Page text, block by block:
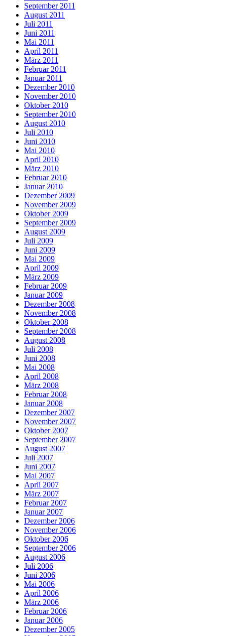
September 2011
August 2011
Juli 2011
Juni 2011
Mai 2011
April 2011
März 2011
Februar 2011
Januar 2011
Dezember 2010
November 2010
Oktober 2010
September 2010
August 2010
Juli 2010
Juni 2010
Mai 2010
April 2010
März 2010
Februar 2010
Januar 2010
Dezember 2009
November 2009
Oktober 2009
September 2009
August 2009
Juli 2009
Juni 2009
Mai 2009
April 2009
März 2009
Februar 2009
Januar 2009
Dezember 2008
November 2008
Oktober 2008
September 2008
August 2008
Juli 2008
Juni 2008
Mai 2008
April 2008
März 2008
Februar 2008
Januar 2008
Dezember 2007
November 2007
Oktober 2007
September 2007
August 2007
Juli 2007
Juni 2007
Mai 2007
April 2007
März 2007
Februar 2007
Januar 2007
Dezember 2006
November 2006
Oktober 2006
September 2006
August 2006
Juli 2006
Juni 2006
Mai 2006
April 2006
März 2006
Februar 2006
Januar 2006
Dezember 2005